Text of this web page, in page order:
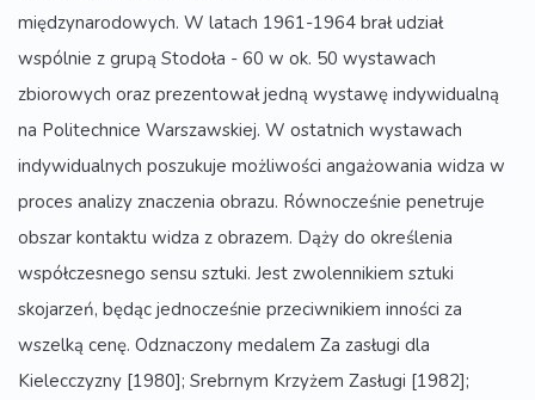
międzynarodowych. W latach 1961-1964 brał udział
wspólnie z grupą Stodoła - 60 w ok. 50 wystawach
zbiorowych oraz prezentował jedną wystawę indywidualną
na Politechnice Warszawskiej. W ostatnich wystawach
indywidualnych poszukuje możliwości angażowania widza w
proces analizy znaczenia obrazu. Równocześnie penetruje
obszar kontaktu widza z obrazem. Dąży do określenia
współczesnego sensu sztuki. Jest zwolennikiem sztuki
skojarzeń, będąc jednocześnie przeciwnikiem inności za
wszelką cenę. Odznaczony medalem Za zasługi dla
Kielecczyzny [1980]; Srebrnym Krzyżem Zasługi [1982];